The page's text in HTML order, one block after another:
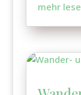
mehr